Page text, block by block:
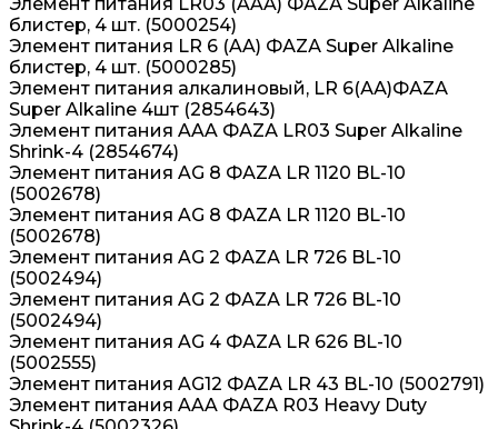
Элемент питания LR03 (AAA) ФАZА Super Alkaline
блистер, 4 шт. (5000254)
Элемент питания LR 6 (AA) ФАZА Super Alkaline
блистер, 4 шт. (5000285)
Элемент питания алкалиновый, LR 6(АА)ФАZА
Super Alkaline 4шт (2854643)
Элемент питания AAA ФАZА LR03 Super Alkaline
Shrink-4 (2854674)
Элемент питания AG 8 ФАZА LR 1120 BL-10
(5002678)
Элемент питания AG 8 ФАZА LR 1120 BL-10
(5002678)
Элемент питания AG 2 ФАZА LR 726 BL-10
(5002494)
Элемент питания AG 2 ФАZА LR 726 BL-10
(5002494)
Элемент питания AG 4 ФАZА LR 626 BL-10
(5002555)
Элемент питания AG12 ФАZА LR 43 BL-10 (5002791)
Элемент питания AAA ФАZА R03 Heavy Duty